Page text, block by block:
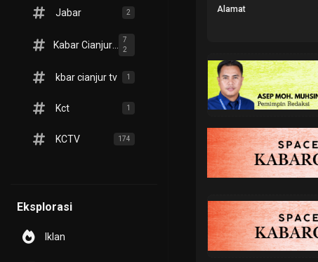
Jabar 2
Kabar Cianjur TV
7
2
kbar cianjur tv 1
Kct 1
KCTV 174
Eksplorasi
Iklan
Alamat